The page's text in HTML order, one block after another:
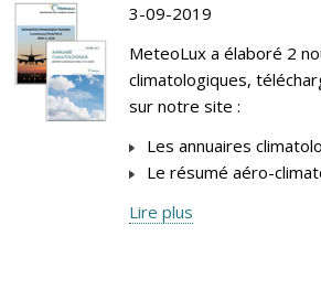
3-09-2019
MeteoLux a élaboré 2
climatologiques,
sur notre site :
Les annuaires
Le résumé aéro-
Lire plus